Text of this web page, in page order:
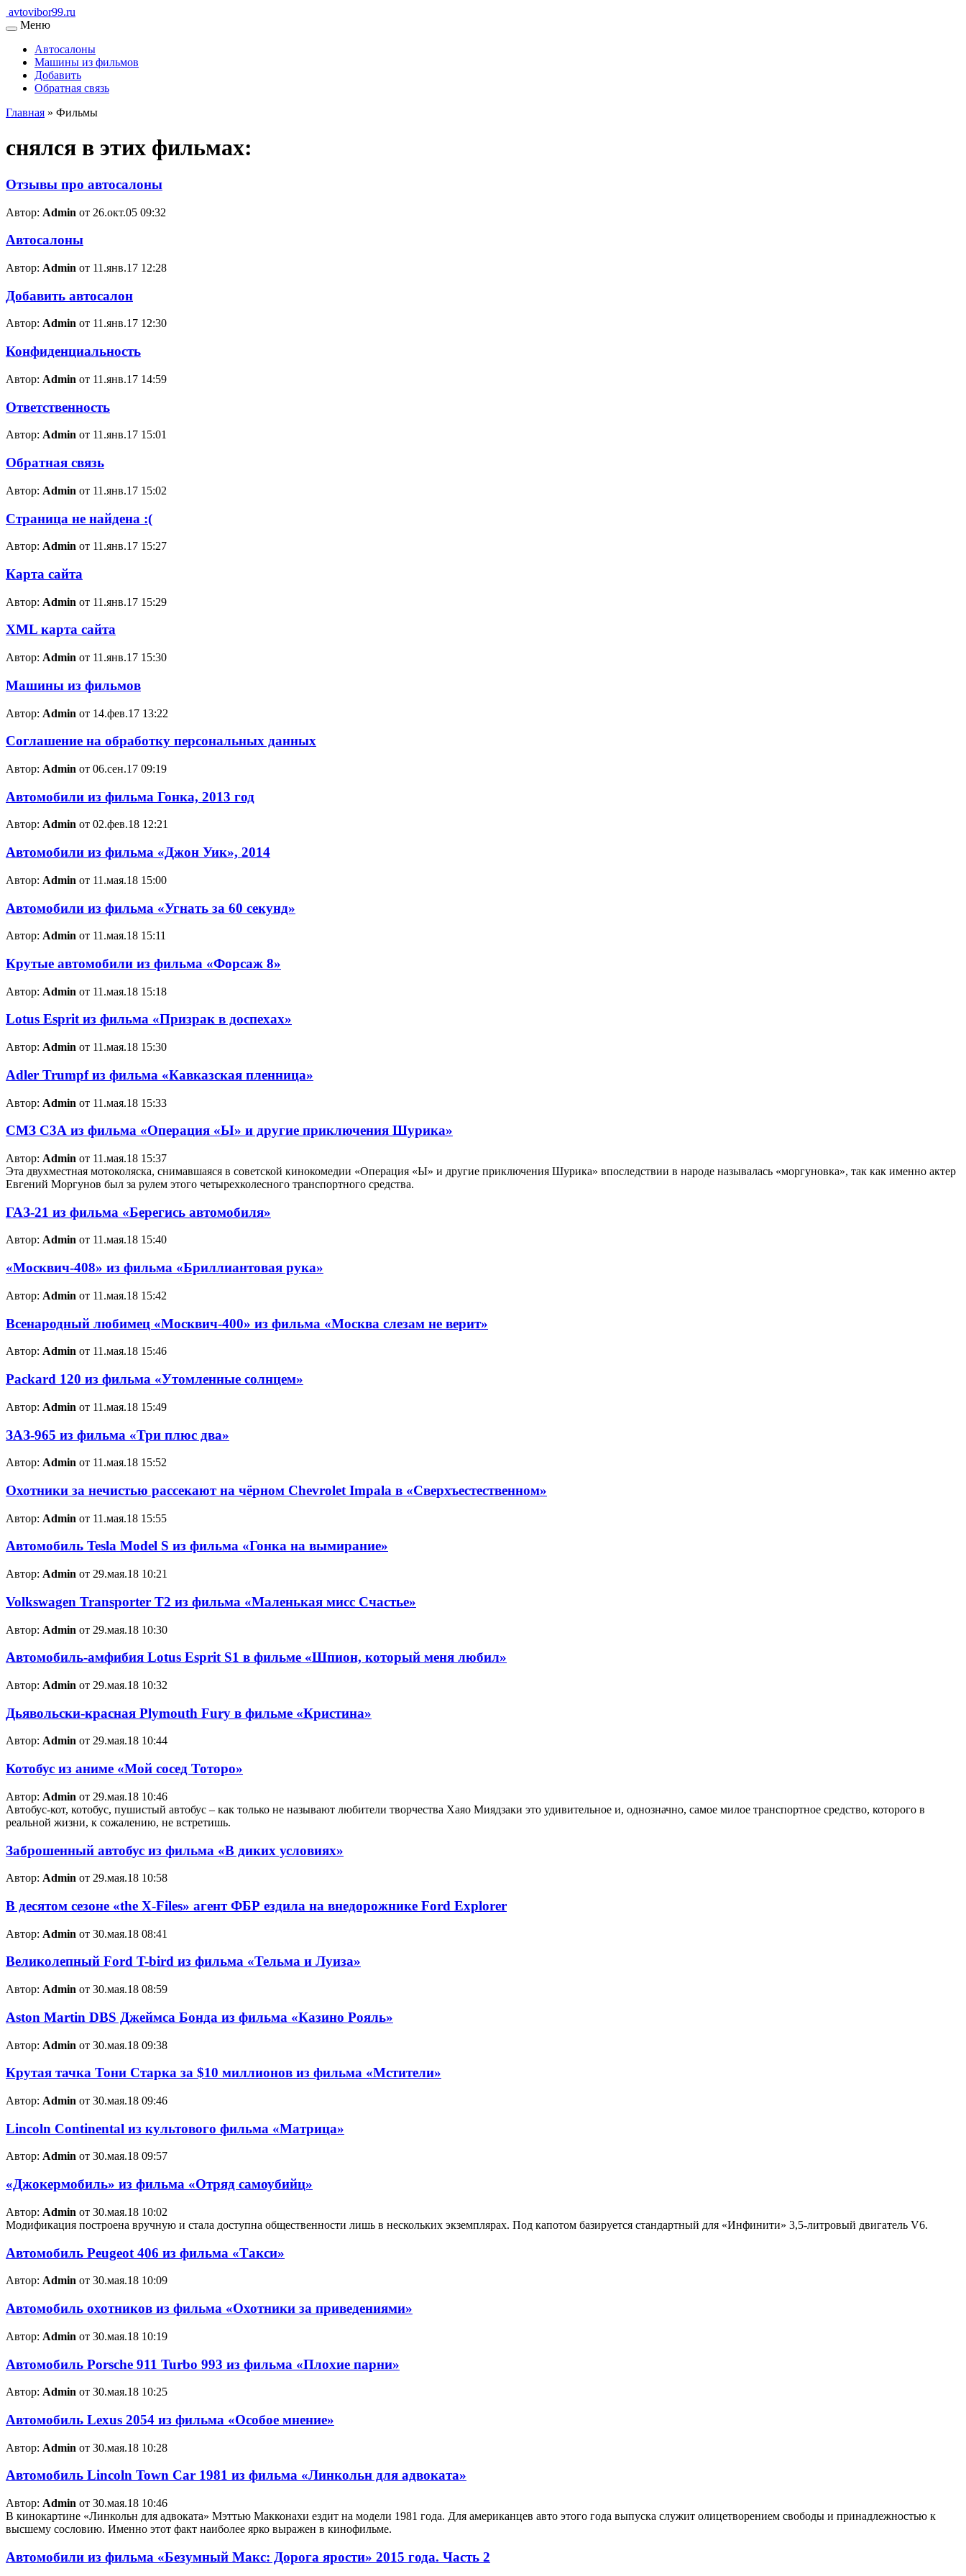
avtovibor99.ru
Меню
Автосалоны
Машины из фильмов
Добавить
Обратная связь
Главная » Фильмы
снялся в этих фильмах:
Отзывы про автосалоны
Автор: Admin от 26.окт.05 09:32
Автосалоны
Автор: Admin от 11.янв.17 12:28
Добавить автосалон
Автор: Admin от 11.янв.17 12:30
Конфиденциальность
Автор: Admin от 11.янв.17 14:59
Ответственность
Автор: Admin от 11.янв.17 15:01
Обратная связь
Автор: Admin от 11.янв.17 15:02
Страница не найдена :(
Автор: Admin от 11.янв.17 15:27
Карта сайта
Автор: Admin от 11.янв.17 15:29
XML карта сайта
Автор: Admin от 11.янв.17 15:30
Машины из фильмов
Автор: Admin от 14.фев.17 13:22
Соглашение на обработку персональных данных
Автор: Admin от 06.сен.17 09:19
Автомобили из фильма Гонка, 2013 год
Автор: Admin от 02.фев.18 12:21
Автомобили из фильма «Джон Уик», 2014
Автор: Admin от 11.мая.18 15:00
Автомобили из фильма «Угнать за 60 секунд»
Автор: Admin от 11.мая.18 15:11
Крутые автомобили из фильма «Форсаж 8»
Автор: Admin от 11.мая.18 15:18
Lotus Esprit из фильма «Призрак в доспехах»
Автор: Admin от 11.мая.18 15:30
Adler Trumpf из фильма «Кавказская пленница»
Автор: Admin от 11.мая.18 15:33
СМЗ С3А из фильма «Операция «Ы» и другие приключения Шурика»
Автор: Admin от 11.мая.18 15:37
Эта двухместная мотоколяска, снимавшаяся в советской кинокомедии «Операция «Ы» и другие приключения Шурика» впоследствии в народе называлась «моргуновка», так как именно актер
Евгений Моргунов был за рулем этого четырехколесного транспортного средства.
ГАЗ-21 из фильма «Берегись автомобиля»
Автор: Admin от 11.мая.18 15:40
«Москвич-408» из фильма «Бриллиантовая рука»
Автор: Admin от 11.мая.18 15:42
Всенародный любимец «Москвич-400» из фильма «Москва слезам не верит»
Автор: Admin от 11.мая.18 15:46
Packard 120 из фильма «Утомленные солнцем»
Автор: Admin от 11.мая.18 15:49
ЗАЗ-965 из фильма «Три плюс два»
Автор: Admin от 11.мая.18 15:52
Охотники за нечистью рассекают на чёрном Chevrolet Impala в «Сверхъестественном»
Автор: Admin от 11.мая.18 15:55
Автомобиль Tesla Model S из фильма «Гонка на вымирание»
Автор: Admin от 29.мая.18 10:21
Volkswagen Transporter T2 из фильма «Маленькая мисс Счастье»
Автор: Admin от 29.мая.18 10:30
Автомобиль-амфибия Lotus Esprit S1 в фильме «Шпион, который меня любил»
Автор: Admin от 29.мая.18 10:32
Дьявольски-красная Plymouth Fury в фильме «Кристина»
Автор: Admin от 29.мая.18 10:44
Котобус из аниме «Мой сосед Тоторо»
Автор: Admin от 29.мая.18 10:46
Автобус-кот, котобус, пушистый автобус – как только не называют любители творчества Хаяо Миядзаки это удивительное и, однозначно, самое милое транспортное средство, которого в
реальной жизни, к сожалению, не встретишь.
Заброшенный автобус из фильма «В диких условиях»
Автор: Admin от 29.мая.18 10:58
В десятом сезоне «the X-Files» агент ФБР ездила на внедорожнике Ford Explorer
Автор: Admin от 30.мая.18 08:41
Великолепный Ford T-bird из фильма «Тельма и Луиза»
Автор: Admin от 30.мая.18 08:59
Aston Martin DBS Джеймса Бонда из фильма «Казино Рояль»
Автор: Admin от 30.мая.18 09:38
Крутая тачка Тони Старка за $10 миллионов из фильма «Мстители»
Автор: Admin от 30.мая.18 09:46
Lincoln Continental из культового фильма «Матрица»
Автор: Admin от 30.мая.18 09:57
«Джокермобиль» из фильма «Отряд самоубийц»
Автор: Admin от 30.мая.18 10:02
Модификация построена вручную и стала доступна общественности лишь в нескольких экземплярах. Под капотом базируется стандартный для «Инфинити» 3,5-литровый двигатель V6.
Автомобиль Peugeot 406 из фильма «Такси»
Автор: Admin от 30.мая.18 10:09
Автомобиль охотников из фильма «Охотники за приведениями»
Автор: Admin от 30.мая.18 10:19
Автомобиль Porsche 911 Turbo 993 из фильма «Плохие парни»
Автор: Admin от 30.мая.18 10:25
Автомобиль Lexus 2054 из фильма «Особое мнение»
Автор: Admin от 30.мая.18 10:28
Автомобиль Lincoln Town Car 1981 из фильма «Линкольн для адвоката»
Автор: Admin от 30.мая.18 10:46
В кинокартине «Линкольн для адвоката» Мэттью Макконахи ездит на модели 1981 года. Для американцев авто этого года выпуска служит олицетворением свободы и принадлежностью к
высшему сословию. Именно этот факт наиболее ярко выражен в кинофильме.
Автомобили из фильма «Безумный Макс: Дорога ярости» 2015 года. Часть 2